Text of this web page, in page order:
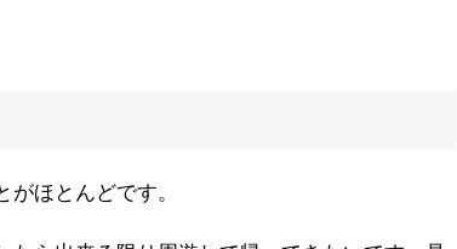
がほとんどです。